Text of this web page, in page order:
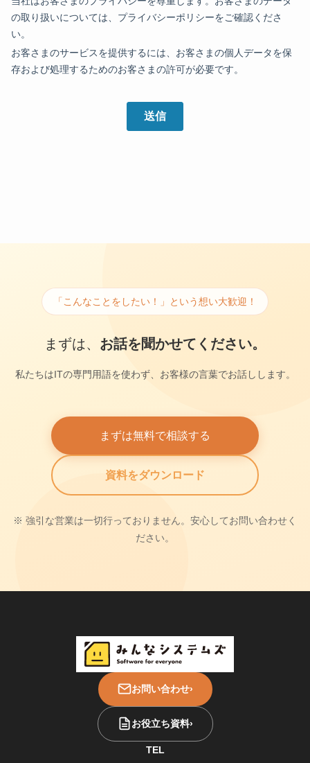
「こんなことをしたい！」という想い大歓迎！
まずは、 お話を聞かせてください。
私たちはITの専門用語を使わず、お客様の言葉でお話しします。
まずは無料で相談する
資料をダウンロード
※ 強引な営業は一切行っておりません。安心してお問い合わせく
ださい。
お問い合わせ›
お役立ち資料›
TEL